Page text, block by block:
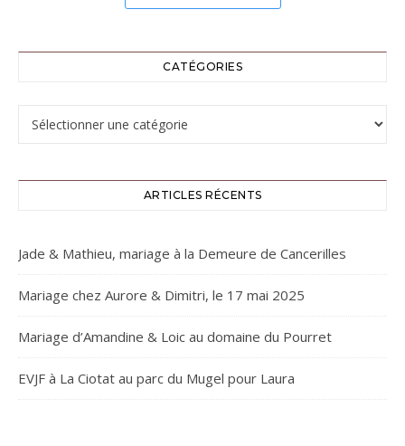
CATÉGORIES
Catégories
ARTICLES RÉCENTS
Jade & Mathieu, mariage à la Demeure de Cancerilles
Mariage chez Aurore & Dimitri, le 17 mai 2025
Mariage d’Amandine & Loic au domaine du Pourret
EVJF à La Ciotat au parc du Mugel pour Laura